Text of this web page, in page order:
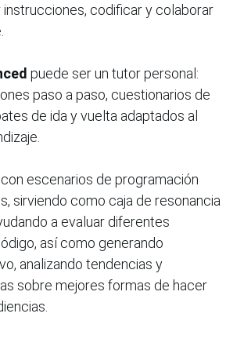
instrucciones, codificar y colaborar
puede ser un tutor personal:
paso a paso, cuestionarios de
de ida y vuelta adaptados al
escenarios de programación
sirviendo como caja de resonancia
a evaluar diferentes
así como generando
analizando tendencias y
sobre mejores formas de hacer